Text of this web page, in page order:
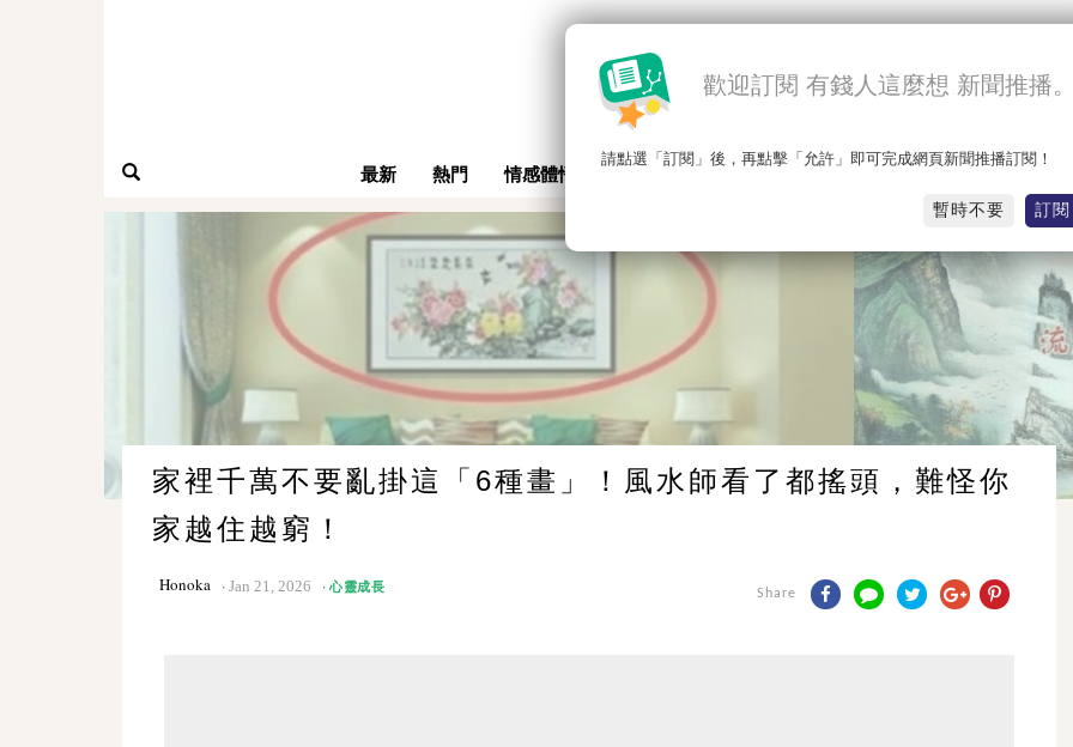
最新 熱門 情感體悟
歡迎訂閱 有錢人這麼想 新聞推播
請點選「訂閱」後，再點擊「允許」即可完成網頁新聞推播訂閱！
訂閱
暫時不要
家裡千萬不要亂掛這「6種畫」！風水師看了都搖頭，難怪你
家越住越窮！
Honoka Jan 21, 2026 心靈成長 Share